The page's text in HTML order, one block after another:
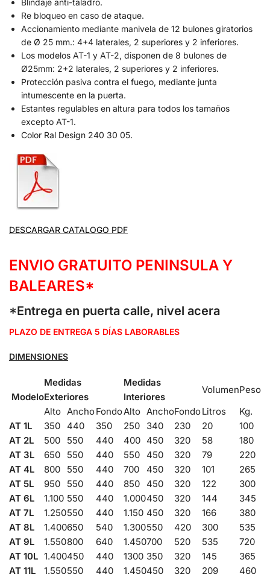
Re bloqueo en caso de ataque.
Accionamiento mediante manivela de 12 bulones giratorios
de Ø 25 mm.: 4+4 laterales, 2 superiores y 2 inferiores.
Los modelos AT-1 y AT-2, disponen de 8 bulones de
Ø25mm: 2+2 laterales, 2 superiores y 2 inferiores.
Protección pasiva contra el fuego, mediante junta
intumescente en la puerta.
Estantes regulables en altura para todos los tamaños
excepto AT-1.
Color Ral Design 240 30 05.
DESCARGAR CATALOGO PDF
ENVIO GRATUITO PENINSULA Y
BALEARES*
*Entrega en puerta calle, nivel acera
PLAZO DE ENTREGA 5 DÍAS LABORABLES
DIMENSIONES
Modelo
Medidas
Exteriores
Medidas
Interiores
VolumenPeso
Alto AnchoFondoAlto AnchoFondoLitros
Kg.
AT 1L
350 440 350 250 340 230 20
100
AT 2L
500 550 440 400 450 320 58
180
AT 3L
650 550 440 550 450 320 79
220
AT 4L
800 550 440 700 450 320 101
265
AT 5L
950 550 440 850 450 320 122
300
AT 6L
1.100 550 440 1.000450 320 144
345
AT 7L
1.250550 440 1.150 450 320 166
380
AT 8L
1.400650 540 1.300550 420 300
535
AT 9L
1.550800 640 1.450700 520 535
720
AT 10L 1.400450 440 1300 350 320 145
365
AT 11L
1.550550 440 1.450450 320 209
460